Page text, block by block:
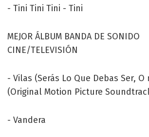
- Tini Tini Tini - Tini
MEJOR ÁLBUM BANDA DE SONIDO
CINE/TELEVISIÓN
- Vilas (Serás Lo Que Debas Ser, O
(Original Motion Picture
- Vandera